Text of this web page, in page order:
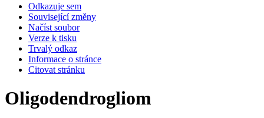
Odkazuje sem
Související změny
Načíst soubor
Verze k tisku
Trvalý odkaz
Informace o stránce
Citovat stránku
Oligodendrogliom